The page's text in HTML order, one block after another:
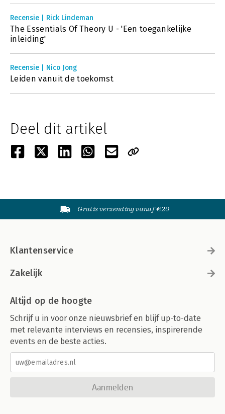
Recensie | Rick Lindeman
The Essentials Of Theory U - 'Een toegankelijke
inleiding'
Recensie | Nico Jong
Leiden vanuit de toekomst
Deel dit artikel
Gratis verzending vanaf €20
Klantenservice
Zakelijk
Altijd op de hoogte
Schrijf u in voor onze nieuwsbrief en blijf up-to-date
met relevante interviews en recensies, inspirerende
events en de beste acties.
Aanmelden